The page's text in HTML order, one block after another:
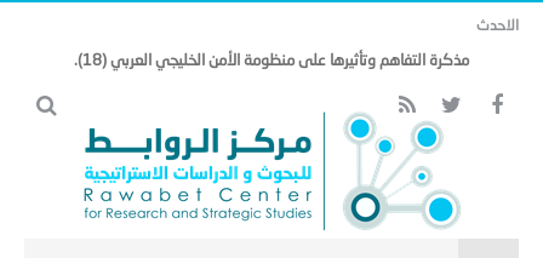
الاحدث
مذكرة التفاهم وتأثيرها على منظومة الأمن الخليجي العربي (18).